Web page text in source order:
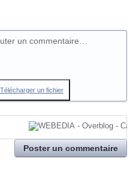
un commentaire…
Télécharger un fichier
Poster un commentaire